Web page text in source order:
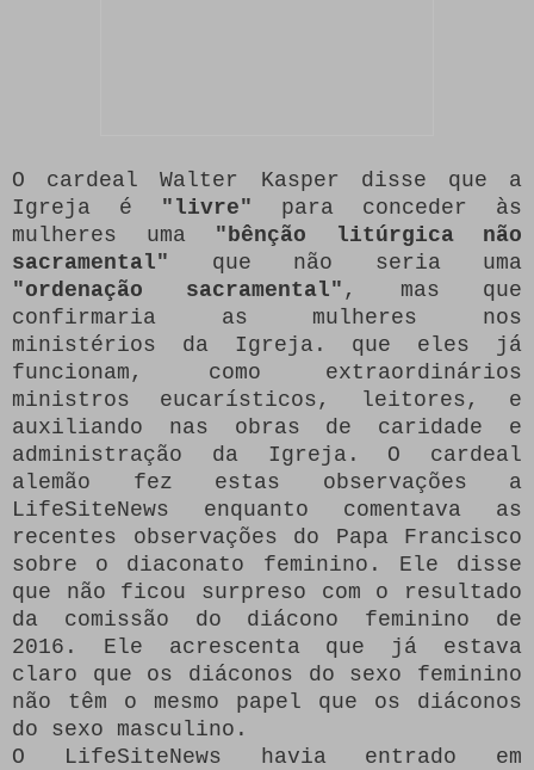
O cardeal Walter Kasper disse que a
Igreja é "livre" para conceder às
mulheres uma"bênção litúrgica não
sacramental" que não seria uma
"ordenação sacramental" , mas que
confirmaria as mulheres nos
ministérios da Igreja. que eles já
funcionam, como extraordinários
ministros eucarísticos, leitores, e
auxiliando nas obras de caridade e
administração da Igreja.
O cardeal
alemão fez estas observações a
LifeSiteNews enquanto comentava as
recentes observações do Papa Francisco
sobre o diaconato feminino.
Ele disse
que não ficou surpreso com o resultado
da comissão do diácono feminino de
2016.
Ele acrescenta que já estava
claro que os diáconos do sexo feminino
não têm o mesmo papel que os diáconos
do sexo masculino.
O LifeSiteNews havia entrado em